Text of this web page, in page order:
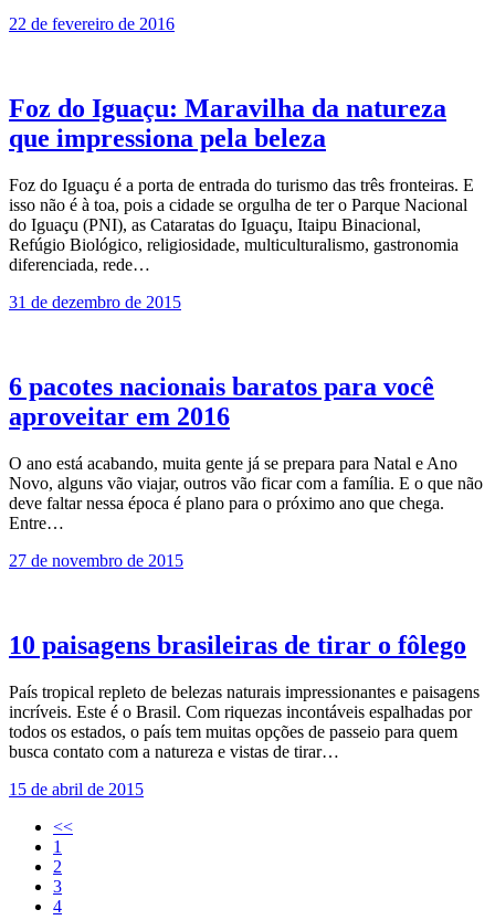
22 de fevereiro de 2016
Foz do Iguaçu: Maravilha da natureza
que impressiona pela beleza
Foz do Iguaçu é a porta de entrada do turismo das três fronteiras. E
isso não é à toa, pois a cidade se orgulha de ter o Parque Nacional
do Iguaçu (PNI), as Cataratas do Iguaçu, Itaipu Binacional,
Refúgio Biológico, religiosidade, multiculturalismo, gastronomia
diferenciada, rede…
31 de dezembro de 2015
6 pacotes nacionais baratos para você
aproveitar em 2016
O ano está acabando, muita gente já se prepara para Natal e Ano
Novo, alguns vão viajar, outros vão ficar com a família. E o que não
deve faltar nessa época é plano para o próximo ano que chega.
Entre…
27 de novembro de 2015
10 paisagens brasileiras de tirar o fôlego
País tropical repleto de belezas naturais impressionantes e paisagens
incríveis. Este é o Brasil. Com riquezas incontáveis espalhadas por
todos os estados, o país tem muitas opções de passeio para quem
busca contato com a natureza e vistas de tirar…
15 de abril de 2015
<<
1
2
3
4